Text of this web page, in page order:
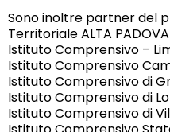
Sono inoltre partner del
Territoriale ALTA
Istituto Comprensivo –
Istituto Comprensivo
Istituto Comprensivo di
Istituto Comprensivo di
Istituto Comprensivo di